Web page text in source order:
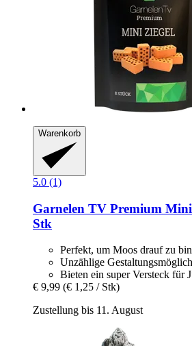
Warenkorb
5.0 (1)
Garnelen TV Premium
Stk
Perfekt, um Moos drauf zu
Unzählige
Bieten ein super Versteck für
€ 9,99 (€ 1,25 / Stk)
Zustellung bis 11. August